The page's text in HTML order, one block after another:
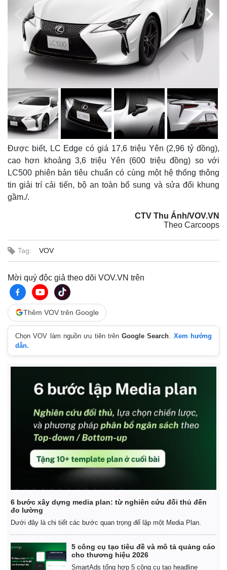
Kinh tế
Bất động sản
Khởi nghiệp
Tỷ giá
Chứng khoán
Được biết, LC Edge có giá 17,6 triệu Yên (2,96 tỷ đồng),
cao hơn khoảng 3,6 triệu Yên (600 triệu đồng) so với
LC500 phiên bản tiêu chuẩn có cùng một hệ thống thông
tin giải trí cải tiến, bộ an toàn bổ sung và sửa đổi khung
gầm./.
CTV Thu Ánh/VOV.VN
Theo Carcoops
Tag: VOV
Mời quý độc giả theo dõi VOV.VN trên
Thêm VOV trên Google
Chọn VOV làm nguồn ưu tiên trênGoogle Search
Xem hướng
dẫn.
6 bước xây dựng media plan: từ nghiên cứu đối thủ đến
đo lường
Dưới đây là chi tiết các bước quan trọng để lập một Media Plan.
5 công cụ tạo tiêu đề và mô tả quảng cáo
cho thương hiệu 2026
SmartAds tổng hợp 5 công cụ tạo headline